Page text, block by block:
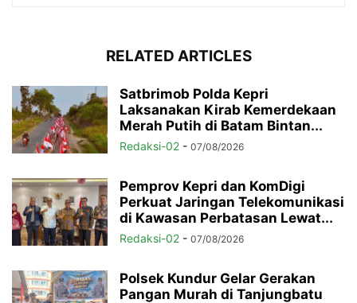
RELATED ARTICLES
Satbrimob Polda Kepri
Laksanakan Kirab Kemerdekaan
Merah Putih di Batam Bintan...
Redaksi-02 - 07/08/2026
Pemprov Kepri dan KomDigi
Perkuat Jaringan Telekomunikasi
di Kawasan Perbatasan Lewat...
Redaksi-02 - 07/08/2026
Polsek Kundur Gelar Gerakan
Pangan Murah di Tanjungbatu